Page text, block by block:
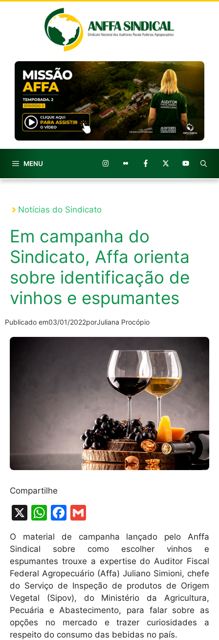
MENU
Notícias do Sindicato
Em campanha do
Sindicato, Affa orienta
sobre identificação de
vinhos e espumantes
Publicado em03/01/2022porJuliana Procópio
Compartilhe
X
W
at
s
A
p
p
F
c
e
b
o
o
k
ai
l
O material de campanha lançado pelo Anffa
Sindical sobre como escolher vinhos e
espumantes trouxe a expertise do Auditor Fiscal
Federal Agropecuário (Affa) Juliano Simioni, chefe
do Serviço de Inspeção de produtos de Origem
Vegetal (Sipov), do Ministério da Agricultura,
Pecuária e Abastecimento, para falar sobre as
opções no mercado e trazer curiosidades a
respeito do consumo das bebidas no país.